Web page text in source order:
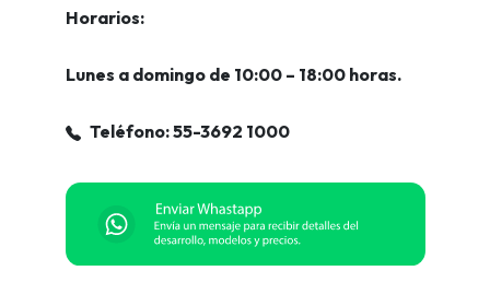
Horarios:
Lunes a domingo de 10:00 – 18:00 horas.
Teléfono: 55-3692 1000